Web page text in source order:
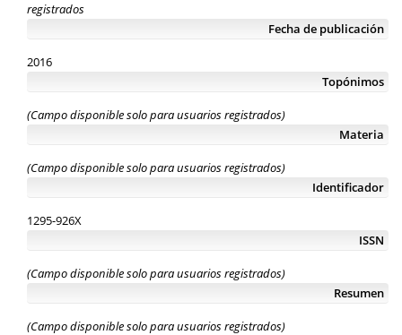
registrados
Fecha de publicación
2016
Topónimos
(Campo disponible solo para usuarios registrados)
Materia
(Campo disponible solo para usuarios registrados)
Identificador
1295-926X
ISSN
(Campo disponible solo para usuarios registrados)
Resumen
(Campo disponible solo para usuarios registrados)